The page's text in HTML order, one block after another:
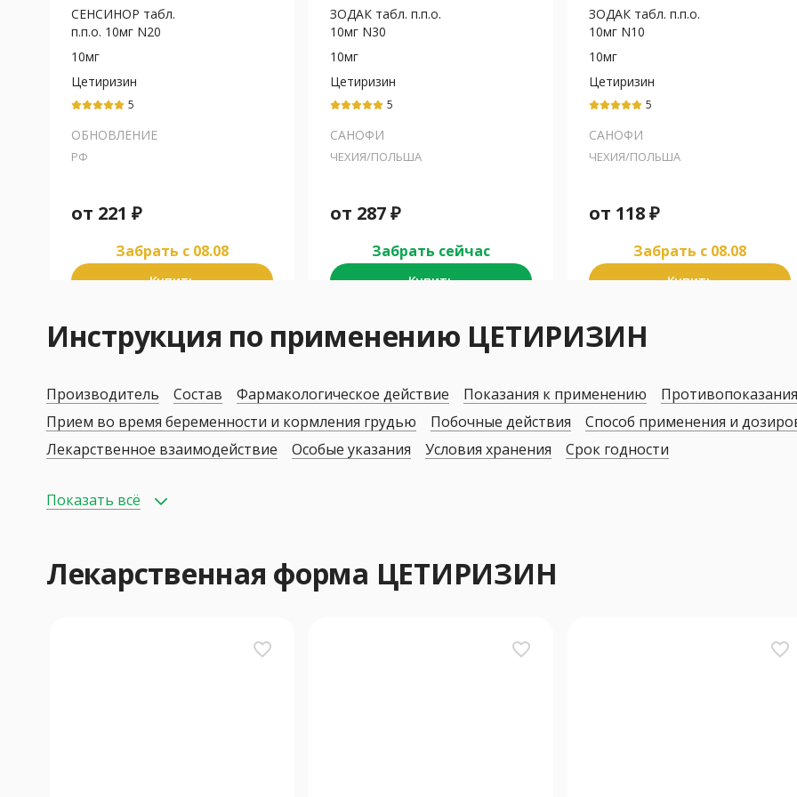
СЕНСИНОР табл.
п.п.о. 10мг N20
10мг
Цетиризин
5
ОБНОВЛЕНИЕ
РФ
от 221 ₽
Забрать c 08.08
Купить
ЗОДАК табл. п.п.о.
10мг N30
10мг
Цетиризин
5
САНОФИ
ЧЕХИЯ/ПОЛЬША
от 287₽
Забрать сейчас
Купить
ЗОДАК табл. п.п.о.
10мг N10
10мг
Цетиризин
5
САНОФИ
ЧЕХИЯ/ПОЛЬША
от 118₽
Забрать c 08.08
Купить
Инструкция по применению ЦЕТИРИЗИН
Производитель Состав Фармакологическое действие Показания к применению
Противопоказания
Прием во время беременности и кормления грудью
Побочные действия
Способ применения и
Лекарственное взаимодействие
Особые указания Условия хранения Срок годности
Показать всё
Лекарственная форма ЦЕТИРИЗИН
favorite_border favorite_border favorite_border